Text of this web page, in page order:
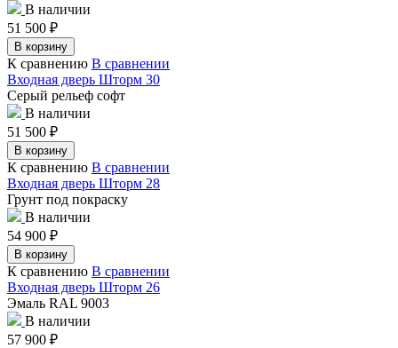
В наличии
51 500 ₽
В корзину
К сравнению В сравнении
Входная дверь Шторм 30
Серый рельеф софт
В наличии
51 500 ₽
В корзину
К сравнению В сравнении
Входная дверь Шторм 28
Грунт под покраску
В наличии
54 900 ₽
В корзину
К сравнению В сравнении
Входная дверь Шторм 26
Эмаль RAL 9003
В наличии
57 900 ₽